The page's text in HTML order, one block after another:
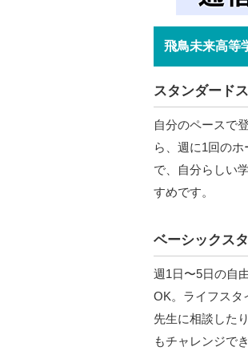
飛鳥未来高等
スタンダード
自分のペースで
ら、週に1回の
で、自分らしい
すめです。
ベーシックス
週1日〜5日の自
OK。ライフスタ
先生に相談した
もチャレンジで